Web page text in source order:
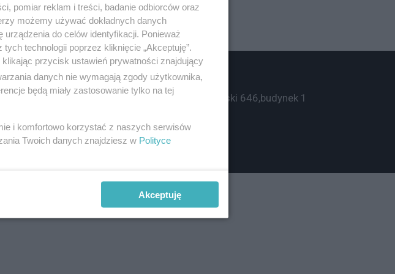
@tvrental
Rental ZPR
ul. Wał Miedzeszyński 646,budynek 1
pomiar reklam i treści, badanie odbiorców oraz
możemy używać dokładnych danych
do celów identyfikacji. Ponieważ
technologii poprzez kliknięcie „Akceptuję”.
przycisk ustawień prywatności znajdujący
danych nie wymagają zgody użytkownika,
będą miały zastosowanie tylko na tej
i komfortowo korzystać z naszych serwisów
Twoich danych znajdziesz w Polityce
Akceptuję